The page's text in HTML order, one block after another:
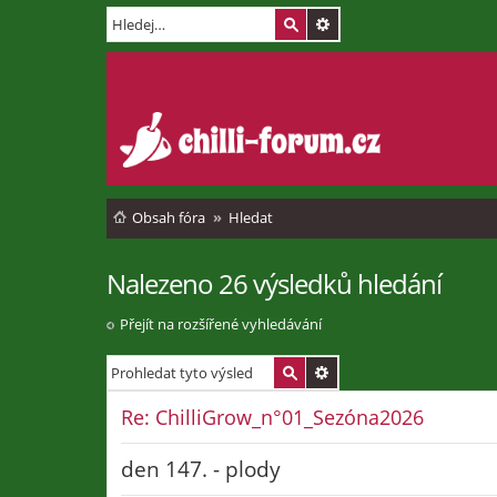
Obsah fóra Hledat
Nalezeno 26 výsledků hledání
Přejít na rozšířené vyhledávání
Re: ChilliGrow_n°01_Sezóna2026
den 147. - plody